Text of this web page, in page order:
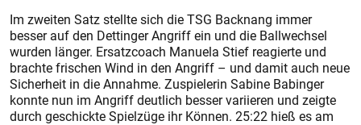
Im zweiten Satz stellte sich die TSG Backnang immer
besser auf den Dettinger Angriff ein und die Ballwechsel
wurden länger. Ersatzcoach Manuela Stief reagierte und
brachte frischen Wind in den Angriff – und damit auch neue
Sicherheit in die Annahme. Zuspielerin Sabine Babinger
konnte nun im Angriff deutlich besser variieren und zeigte
durch geschickte Spielzüge ihr Können. 25:22 hieß es am